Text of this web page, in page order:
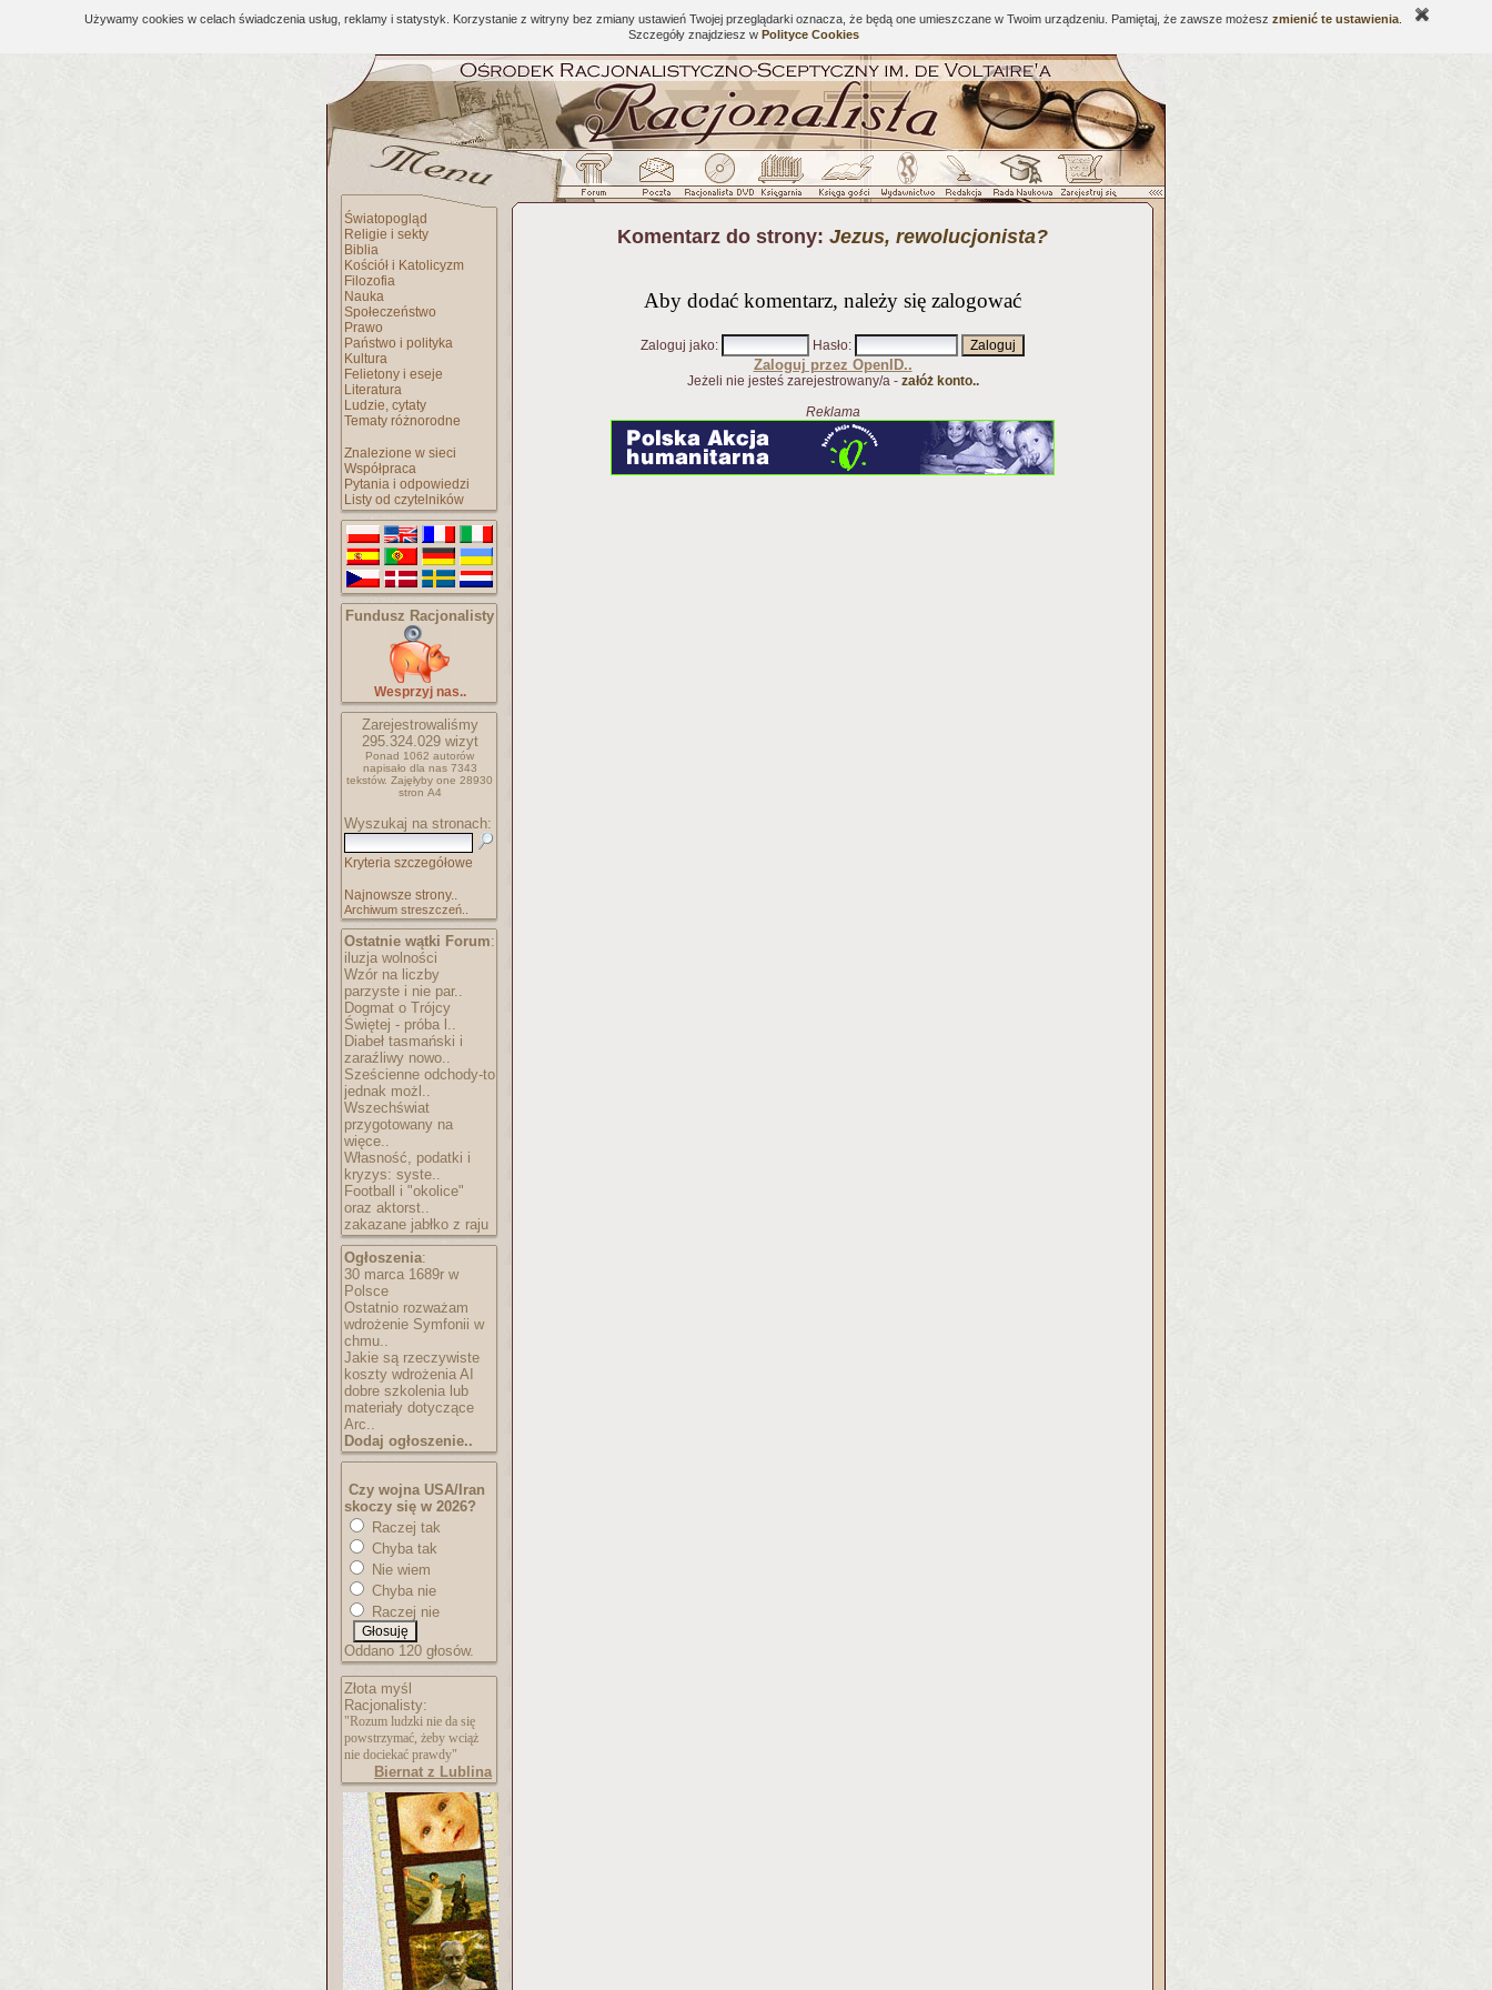
Używamy cookies w celach świadczenia usług, reklamy i statystyk. Korzystanie z witryny bez zmiany ustawień Twojej przeglądarki oznacza, że będą one umieszczane w Twoim urządzeniu. Pamiętaj, że zawsze możesz zmienić te ustawienia
Szczegóły znajdziesz w Polityce Cookies
Światopogląd
Religie i sekty
Biblia
Kościół i Katolicyzm
Filozofia
Nauka
Społeczeństwo
Prawo
Państwo i polityka
Kultura
Felietony i eseje
Literatura
Ludzie, cytaty
Tematy różnorodne
Znalezione w sieci
Współpraca
Pytania i odpowiedzi
Listy od czytelników
Fundusz Racjonalisty
Wesprzyj nas..
Zarejestrowaliśmy
295.324.029wizyt
Ponad 1062 autorów
napisało dla nas 7343
tekstów. Zajęłyby one 28930
stron A4
Wyszukaj na stronach:
Kryteria szczegółowe
Najnowsze strony..
Archiwum streszczeń..
Ostatnie wątki Forum:
iluzja wolności
Wzór na liczby
parzyste i nie par..
Dogmat o Trójcy
Świętej - próba l..
Diabeł tasmański i
zaraźliwy nowo..
Sześcienne odchody-to
jednak możl..
Wszechświat
przygotowany na
więce..
Własność, podatki i
kryzys: syste..
Football i "okolice"
oraz aktorst..
zakazane jabłko z raju
Ogłoszenia:
30 marca 1689r w
Polsce
Ostatnio rozważam
wdrożenie Symfonii w
chmu..
Jakie są rzeczywiste
koszty wdrożenia AI
dobre szkolenia lub
materiały dotyczące
Arc..
Dodaj ogłoszenie..
Czy wojna USA/Iran
skoczy się w 2026?
Raczej tak
Chyba tak
Nie wiem
Chyba nie
Raczej nie
Oddano 120 głosów.
Złota myśl
Racjonalisty:
"Rozum ludzki nie da się
powstrzymać, żeby wciąż
nie dociekać prawdy"
Biernat z Lublina
Komentarz do strony: Jezus, rewolucjonista?
Aby dodać komentarz, należy się zalogować
Zaloguj jako: Hasło:
Zaloguj przez OpenID..
Jeżeli nie jesteś zarejestrowany/a - załóż konto..
Reklama